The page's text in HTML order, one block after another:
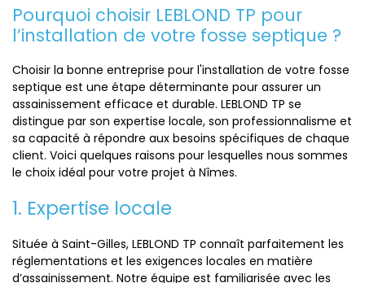
Pourquoi choisir LEBLOND TP pour
l’installation de votre fosse septique ?
Choisir la bonne entreprise pour l'installation de votre fosse
septique est une étape déterminante pour assurer un
assainissement efficace et durable. LEBLOND TP se
distingue par son expertise locale, son professionnalisme et
sa capacité à répondre aux besoins spécifiques de chaque
client. Voici quelques raisons pour lesquelles nous sommes
le choix idéal pour votre projet à Nîmes.
1. Expertise locale
Située à Saint-Gilles, LEBLOND TP connaît parfaitement les
réglementations et les exigences locales en matière
d’assainissement. Notre équipe est familiarisée avec les